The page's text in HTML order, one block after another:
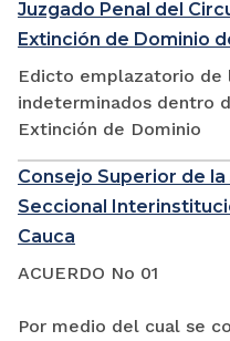
Juzgado Penal del
Extinción de Dominio
Edicto emplazatorio de
indeterminados dentro
Extinción de Dominio
Consejo Superior de
Seccional
Cauca
ACUERDO No 01
Por medio del cual se